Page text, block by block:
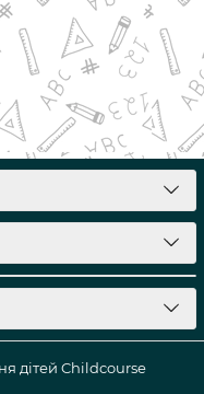
дітей Childcourse